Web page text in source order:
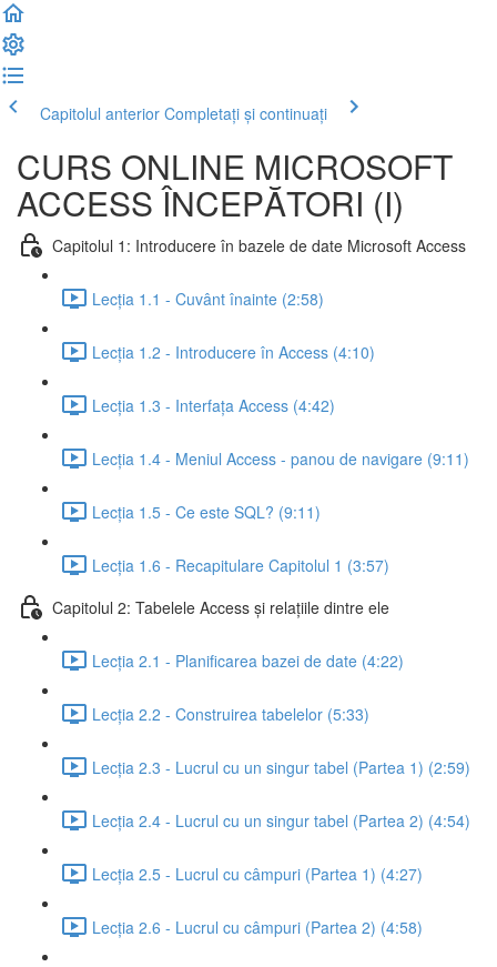
Capitolul anterior Completați și continuați
CURS ONLINE MICROSOFT
ACCESS ÎNCEPĂTORI (I)
Capitolul 1: Introducere în bazele de date Microsoft Access
Lecția 1.1 - Cuvânt înainte (2:58)
Lecția 1.2 - Introducere în Access (4:10)
Lecția 1.3 - Interfața Access (4:42)
Lecția 1.4 - Meniul Access - panou de navigare (9:11)
Lecția 1.5 - Ce este SQL? (9:11)
Lecția 1.6 - Recapitulare Capitolul 1 (3:57)
Capitolul 2: Tabelele Access și relațiile dintre ele
Lecția 2.1 - Planificarea bazei de date (4:22)
Lecția 2.2 - Construirea tabelelor (5:33)
Lecția 2.3 - Lucrul cu un singur tabel (Partea 1) (2:59)
Lecția 2.4 - Lucrul cu un singur tabel (Partea 2) (4:54)
Lecția 2.5 - Lucrul cu câmpuri (Partea 1) (4:27)
Lecția 2.6 - Lucrul cu câmpuri (Partea 2) (4:58)